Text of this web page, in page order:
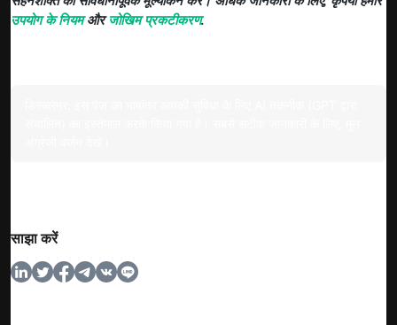
उपयोग के नियमऔरजोखिम प्रकटीकरण.
साझा करें